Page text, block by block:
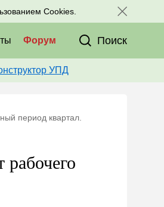
Cookies.
сетях:
Форум Поиск
УПД
период квартал.